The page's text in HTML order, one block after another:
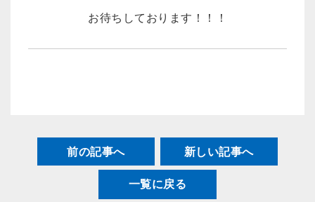
お待ちしております！！！
前の記事へ 新しい記事へ
一覧に戻る